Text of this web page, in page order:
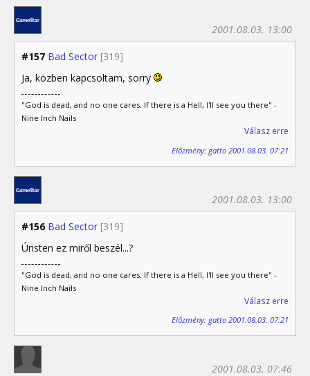
#157 Bad Sector [319]
2001.08.03. 13:00
Ja, közben kapcsoltam, sorry
"God is dead, and no one cares. If there is a Hell, I'll see you there" -
Nine Inch Nails
Válasz erre
Előzmény: gatto 2001.08.03. 07:21
#156 Bad Sector [319]
2001.08.03. 13:00
Úristen ez miről beszél...?
"God is dead, and no one cares. If there is a Hell, I'll see you there" -
Nine Inch Nails
Válasz erre
Előzmény: gatto 2001.08.03. 07:21
2001.08.03. 07:46